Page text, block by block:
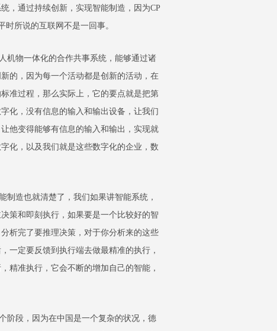
，通过持续创新，实现智能制造，因为CP
所说的互联网不是一回事。
物一体化的合作共事系统，能够通过诸
的，因为每一个活动都是创新的活动，在
准过程，那么实际上，它的要点就是把第
化，没有信息的输入和输出设备，让我们
他变得能够有信息的输入和输出，实现就
化，以及我们就是这些数字化的企业，数
造也就清楚了，我们如果讲智能系统，
策和即刻执行，如果要是一个比较好的智
析完了要推理决策，对于你分析来的这些
一定要反馈到执行端去做最精准的执行，
精准执行，它会不断的增加自己的智能，
段，因为在中国是一个复杂的状况，德